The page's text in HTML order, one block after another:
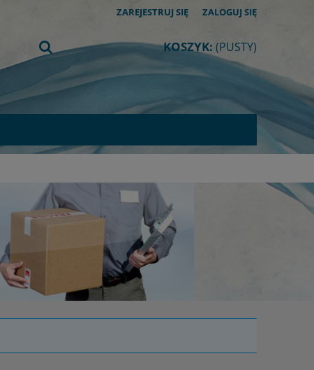
ZAREJESTRUJ SIĘ ZALOGUJ SIĘ
KOSZYK: (PUSTY)